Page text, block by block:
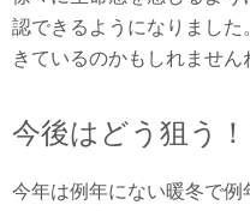
認できるようになりまし
きているのかもしれません
今後はどう狙う！
今年は例年にない暖冬で